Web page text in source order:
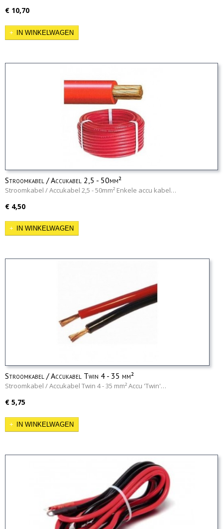
€ 10,70
IN WINKELWAGEN
Stroomkabel / Accukabel 2,5 - 50mm²
Stroomkabel / Accukabel 2,5 - 50mm² Enkele accu kabel…
€ 4,50
IN WINKELWAGEN
Stroomkabel / Accukabel Twin 4 - 35 mm²
Stroomkabel / Accukabel Twin 4 - 35 mm² Accu 'Twin'…
€ 5,75
IN WINKELWAGEN